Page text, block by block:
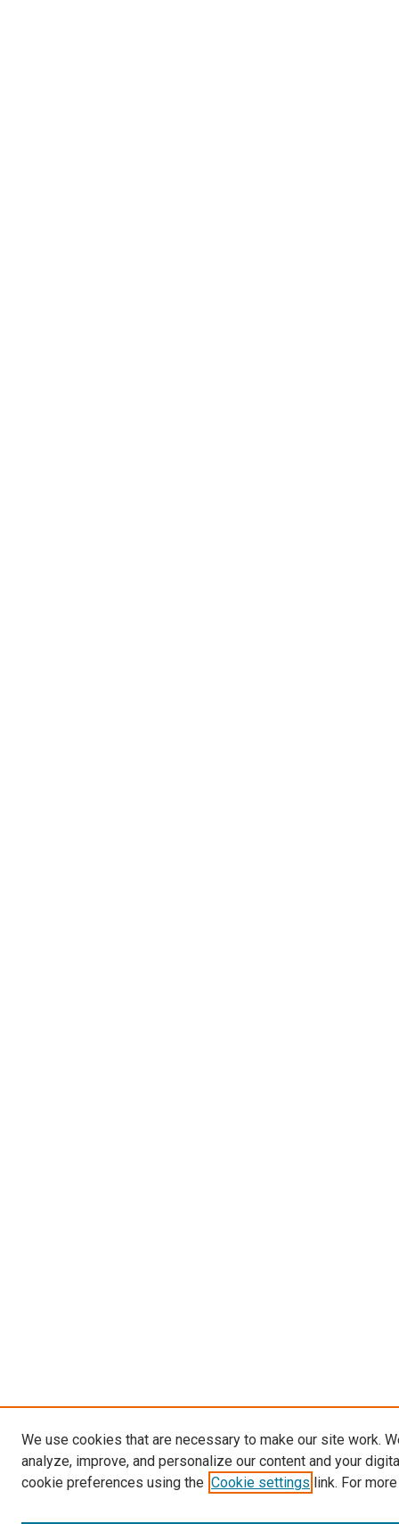
We use cookies that are necessary to make our site work.
analyze, improve, and personalize our content and your
cookie preferences using the Cookie settings link. For